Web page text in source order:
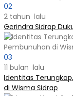
02
2 tahun lalu
Gerindra Sidrap
03
11 bulan lalu
Identitas
di Wisma Sidrap